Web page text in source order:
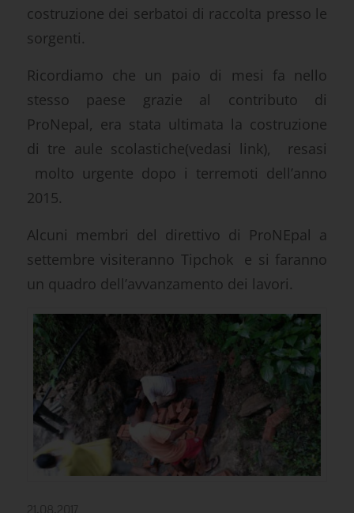
costruzione dei serbatoi di raccolta presso le
sorgenti.
Ricordiamo che un paio di mesi fa nello
stesso paese grazie al contributo di
ProNepal, era stata ultimata la costruzione
di tre aule scolastiche(vedasi link), resasi
molto urgente dopo i terremoti dell’anno
2015.
Alcuni membri del direttivo di ProNEpal a
settembre visiteranno Tipchok e si faranno
un quadro dell’avvanzamento dei lavori.